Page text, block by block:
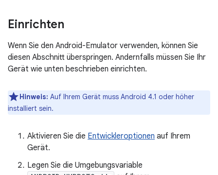
Einrichten
Wenn Sie den Android-Emulator verwenden, können Sie
diesen Abschnitt überspringen. Andernfalls müssen Sie Ihr
Gerät wie unten beschrieben einrichten.
Hinweis: Auf Ihrem Gerät muss Android 4.1 oder höher
installiert sein.
Aktivieren Sie die Entwickleroptionen auf Ihrem
Gerät.
Legen Sie die Umgebungsvariable